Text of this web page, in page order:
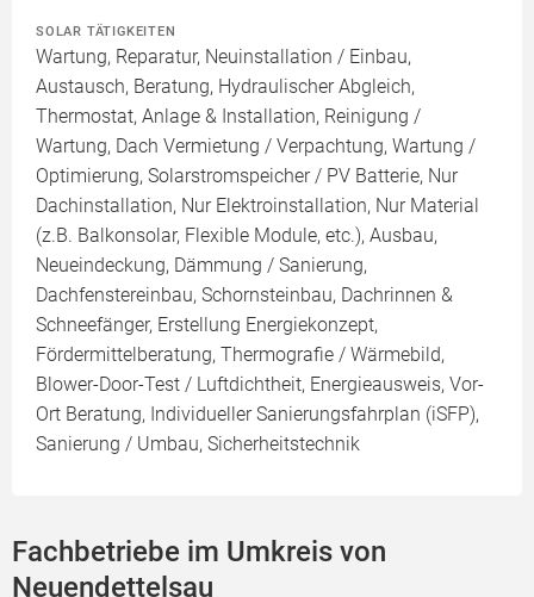
SOLAR TÄTIGKEITEN
Wartung, Reparatur, Neuinstallation / Einbau,
Austausch, Beratung, Hydraulischer Abgleich,
Thermostat, Anlage & Installation, Reinigung /
Wartung, Dach Vermietung / Verpachtung, Wartung /
Optimierung, Solarstromspeicher / PV Batterie, Nur
Dachinstallation, Nur Elektroinstallation, Nur Material
(z.B. Balkonsolar, Flexible Module, etc.), Ausbau,
Neueindeckung, Dämmung / Sanierung,
Dachfenstereinbau, Schornsteinbau, Dachrinnen &
Schneefänger, Erstellung Energiekonzept,
Fördermittelberatung, Thermografie / Wärmebild,
Blower-Door-Test / Luftdichtheit, Energieausweis, Vor-
Ort Beratung, Individueller Sanierungsfahrplan (iSFP),
Sanierung / Umbau, Sicherheitstechnik
Fachbetriebe im Umkreis von
Neuendettelsau